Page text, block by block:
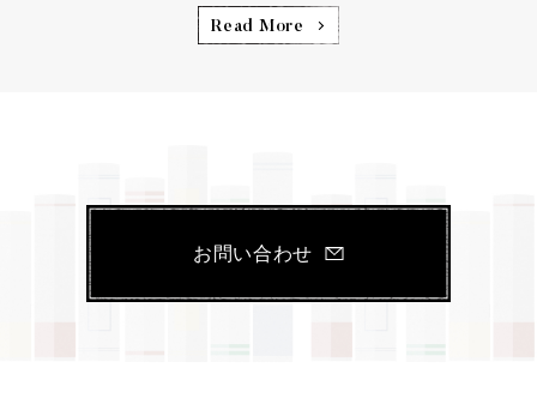
Read More
お問い合わせ